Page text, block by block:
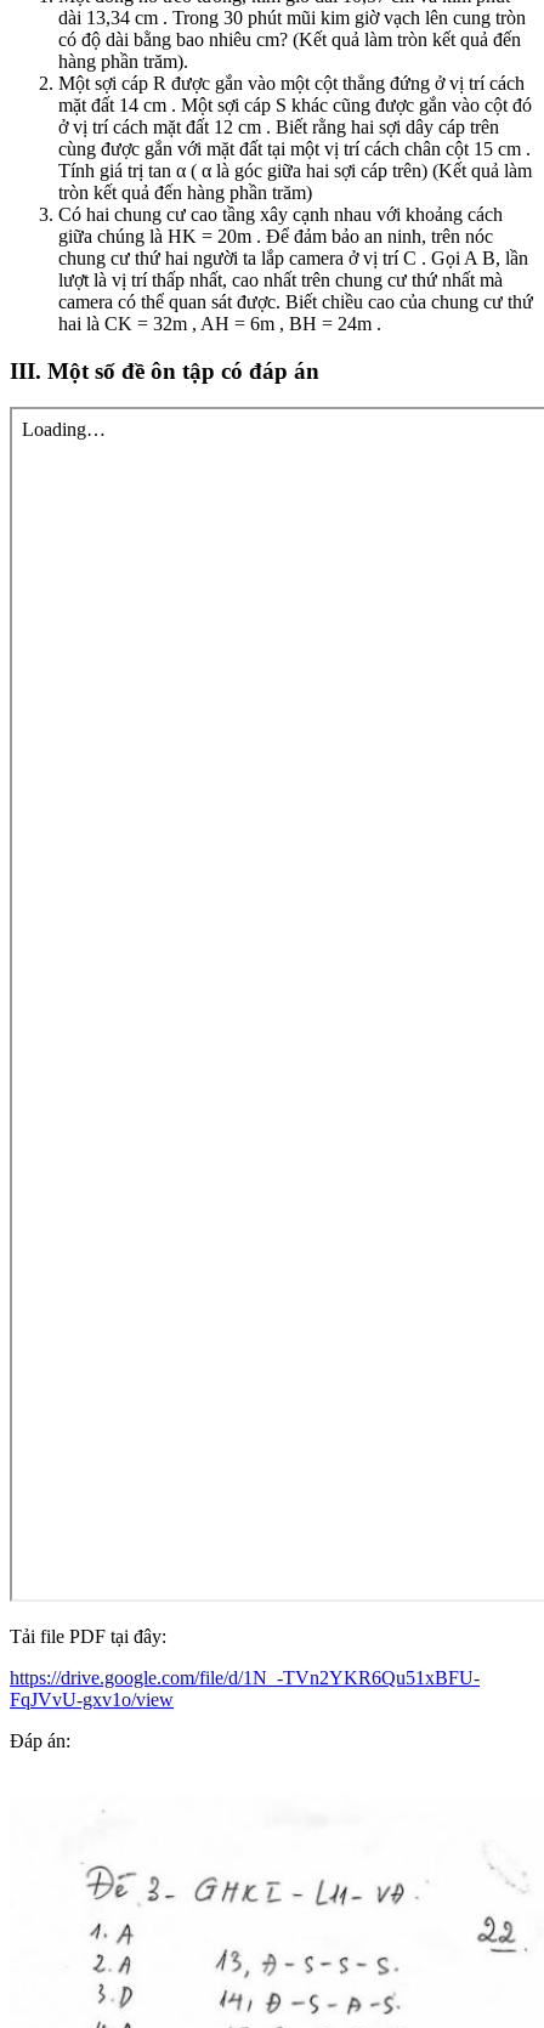
dài 13,34 cm . Trong 30 phút mũi kim giờ vạch lên cung tròn
có độ dài bằng bao nhiêu cm? (Kết quả làm tròn kết quả đến
hàng phần trăm).
Một sợi cáp R được gắn vào một cột thẳng đứng ở vị trí cách
mặt đất 14 cm . Một sợi cáp S khác cũng được gắn vào cột đó
ở vị trí cách mặt đất 12 cm . Biết rằng hai sợi dây cáp trên
cùng được gắn với mặt đất tại một vị trí cách chân cột 15 cm .
Tính giá trị tan α ( α là góc giữa hai sợi cáp trên) (Kết quả làm
tròn kết quả đến hàng phần trăm)
Có hai chung cư cao tầng xây cạnh nhau với khoảng cách
giữa chúng là HK = 20m . Để đảm bảo an ninh, trên nóc
chung cư thứ hai người ta lắp camera ở vị trí C . Gọi A B, lần
lượt là vị trí thấp nhất, cao nhất trên chung cư thứ nhất mà
camera có thể quan sát được. Biết chiều cao của chung cư thứ
hai là CK = 32m , AH = 6m , BH = 24m .
III. Một số đề ôn tập có đáp án
Tải file PDF tại đây:
https://drive.google.com/file/d/1N_-TVn2YKR6Qu51xBFU-
FqJVvU-gxv1o/view
Đáp án: